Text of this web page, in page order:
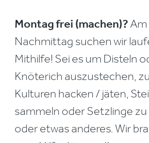
Montag frei (machen)?
Nachmittag suchen wir
Mithilfe! Sei es um Disteln
Knöterich auszustechen,
Kulturen hacken / jäten,
sammeln oder Setzlinge
oder etwas anderes. Wir